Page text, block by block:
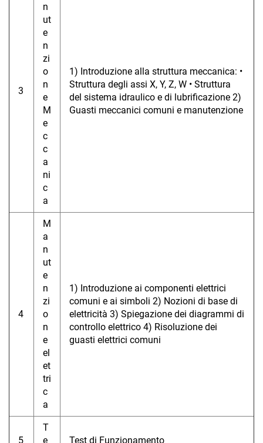
3
n
ut
e
n
zi
o
n
e
M
e
c
c
a
ni
c
a
1) Introduzione alla struttura meccanica: •
Struttura degli assi X, Y, Z, W • Struttura
del sistema idraulico e di lubrificazione 2)
Guasti meccanici comuni e manutenzione
4
M
a
n
ut
e
n
zi
o
n
e
el
et
tri
c
a
1) Introduzione ai componenti elettrici
comuni e ai simboli 2) Nozioni di base di
elettricità 3) Spiegazione dei diagrammi di
controllo elettrico 4) Risoluzione dei
guasti elettrici comuni
5
T
e
Test di Funzionamento